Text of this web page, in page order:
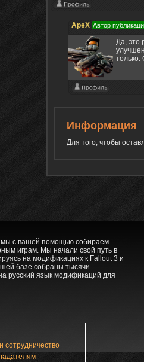
ApeX Автор
Да, это
только.
Информация
Для того, чтобы
мы с вашей помощью собираем
играм. Мы начали свой путь в
на модификациях к Fallout 3 и
базе собраны тысячи
русский язык модификаций для
сотрудничество